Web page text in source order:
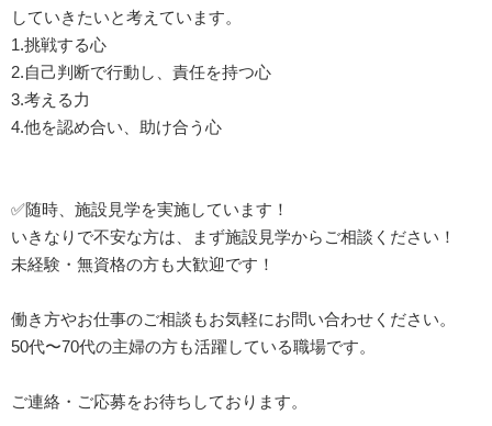
していきたいと考えています。
1.挑戦する心
2.自己判断で行動し、責任を持つ心
3.考える力
4.他を認め合い、助け合う心
✅随時、施設見学を実施しています！
いきなりで不安な方は、まず施設見学からご相談ください！
未経験・無資格の方も大歓迎です！
働き方やお仕事のご相談もお気軽にお問い合わせください。
50代〜70代の主婦の方も活躍している職場です。
ご連絡・ご応募をお待ちしております。